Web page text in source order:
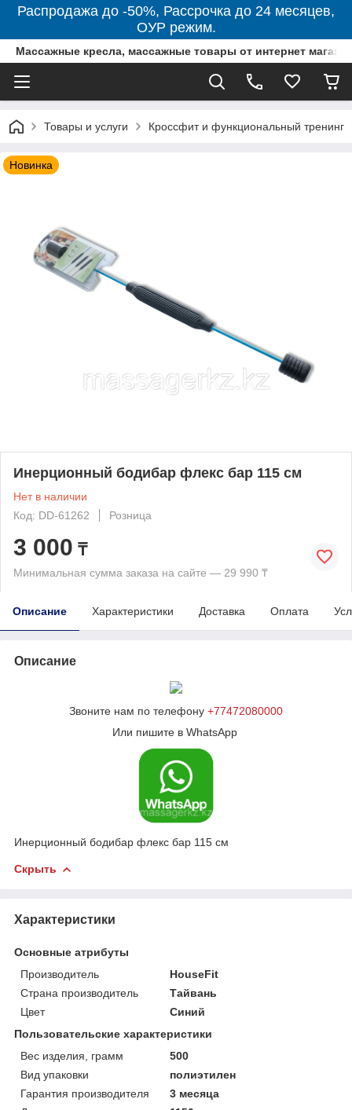
Распродажа до -50%, Рассрочка до 24 месяцев,
ОУР режим.
Массажные кресла, массажные товары от интернет
Товары и услуги Кроссфит и функциональный тренинг
Новинка
Инерционный бодибар флекс бар 115 см
Нет в наличии
Код: DD-61262
Розница
3 000 ₸
Минимальная сумма заказа на сайте — 29 990 ₸
Описание Характеристики Доставка Оплата
Описание
Звоните нам по телефону +77472080000
Или пишите в WhatsApp
Инерционный бодибар флекс бар 115 см
Скрыть
Характеристики
Основные атрибуты
Производитель
HouseFit
Страна производитель
Тайвань
Цвет
Синий
Пользовательские характеристики
Вес изделия, грамм
500
Вид упаковки
полиэтилен
Гарантия производителя
3 месяца